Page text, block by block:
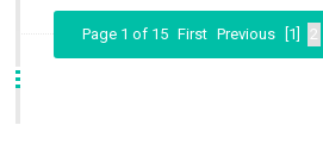
Page 1 of 15 First Previous [1] 2